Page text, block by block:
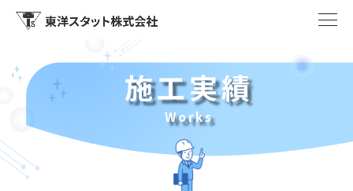
施工実績
Works